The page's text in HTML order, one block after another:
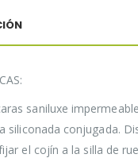
saniluxe
siliconada conjugada.
el cojín a la silla de